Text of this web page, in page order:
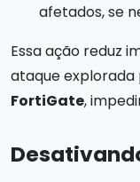
afetados, se
Essa ação reduz
ataque explorada
FortiGate,